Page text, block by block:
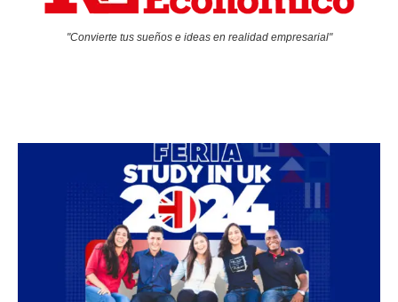
"Convierte tus sueños e ideas en realidad empresarial"